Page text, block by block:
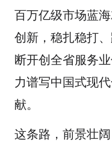
百万亿级市场蓝
创新，稳扎稳打
断开创全省服务
力谱写中国式现
献。
这条路，前景壮阔